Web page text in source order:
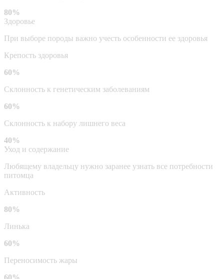
80%
Здоровье
При выборе породы важно учесть особенности ее здоровья
Крепость здоровья
60%
Склонность к генетическим заболеваниям
60%
Склонность к набору лишнего веса
40%
Уход и содержание
Любящему владельцу нужно заранее узнать все потребности
питомца
Активность
80%
Линька
60%
Переносимость жары
60%